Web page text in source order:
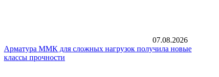
07.08.2026
Арматура ММК для сложных нагрузок получила новые
классы прочности